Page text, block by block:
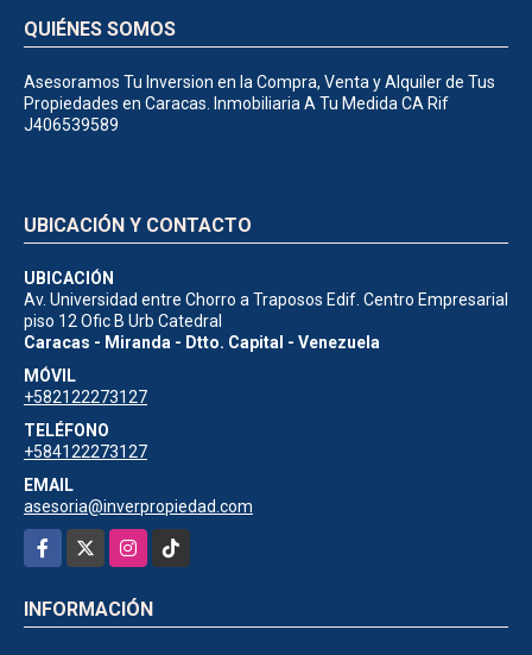
QUIÉNES SOMOS
Asesoramos Tu Inversion en la Compra, Venta y Alquiler de Tus
Propiedades en Caracas. Inmobiliaria A Tu Medida CA Rif
J406539589
UBICACIÓN Y CONTACTO
UBICACIÓN
Av. Universidad entre Chorro a Traposos Edif. Centro Empresarial
piso 12 Ofic B Urb Catedral
Caracas - Miranda - Dtto. Capital - Venezuela
MÓVIL
+582122273127
TELÉFONO
+584122273127
EMAIL
asesoria@inverpropiedad.com
Facebook
InstagramTikTok
INFORMACIÓN